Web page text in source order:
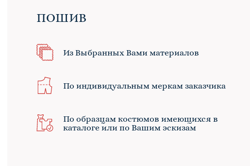
ПОШИВ
Из Выбранных Вами материалов
По индивидуальным меркам заказчика
По образцам костюмов имеющихся в
каталоге или по Вашим эскизам